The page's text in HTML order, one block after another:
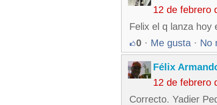
12 de febrero
Felix el q lanza hoy
0 · Me gusta · No
Félix
12 de febrero
Correcto. Yadier